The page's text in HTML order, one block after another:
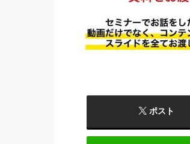
ポスト